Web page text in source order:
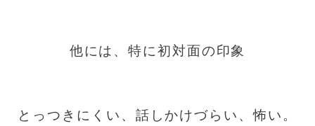
他には、特に初対面の印象
とっつきにくい、話しかけづらい、怖い。